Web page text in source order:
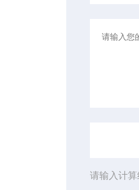
请输入计